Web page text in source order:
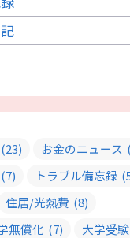
(23) お金のニュース
(7) トラブル備忘録
住居/光熱費 (8)
無償化 (7) 大学受験